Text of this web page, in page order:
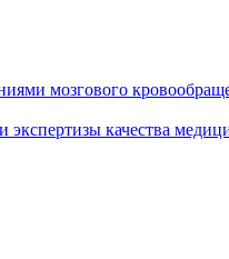
мозгового
экспертизы качества